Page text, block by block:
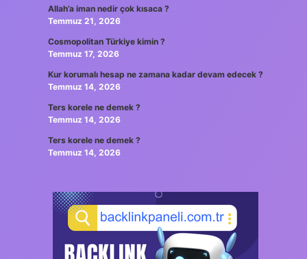
Allah’a iman nedir çok kısaca ?
Temmuz 21, 2026
Cosmopolitan Türkiye kimin ?
Temmuz 17, 2026
Kur korumalı hesap ne zamana kadar devam edecek ?
Temmuz 14, 2026
Ters korele ne demek ?
Temmuz 14, 2026
Ters korele ne demek ?
Temmuz 14, 2026